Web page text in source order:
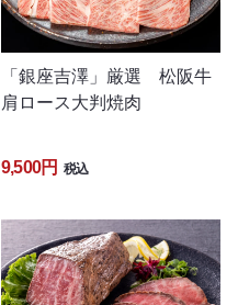
「銀座吉澤」厳選 松阪牛
肩ロース大判焼肉
9,500円 税込